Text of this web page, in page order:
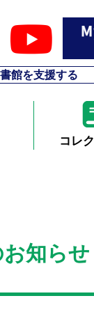
館を支援する
コレ
知らせ